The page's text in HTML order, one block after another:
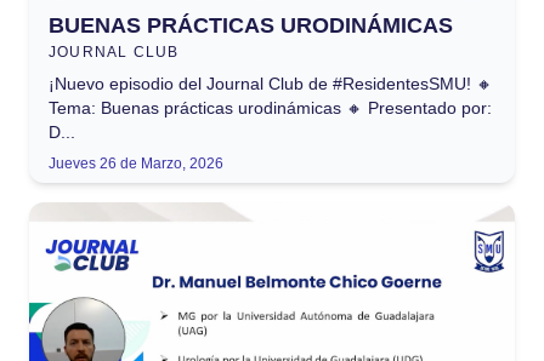
BUENAS PRÁCTICAS URODINÁMICAS
JOURNAL CLUB
¡Nuevo episodio del Journal Club de #ResidentesSMU! 🔸
Tema: Buenas prácticas urodinámicas 🔸 Presentado por:
D...
Jueves 26 de Marzo, 2026